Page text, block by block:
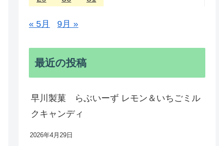
« 5月 9月 »
最近の投稿
早川製菓 らぶいーず レモン＆いちごミル
クキャンディ
2026年4月29日